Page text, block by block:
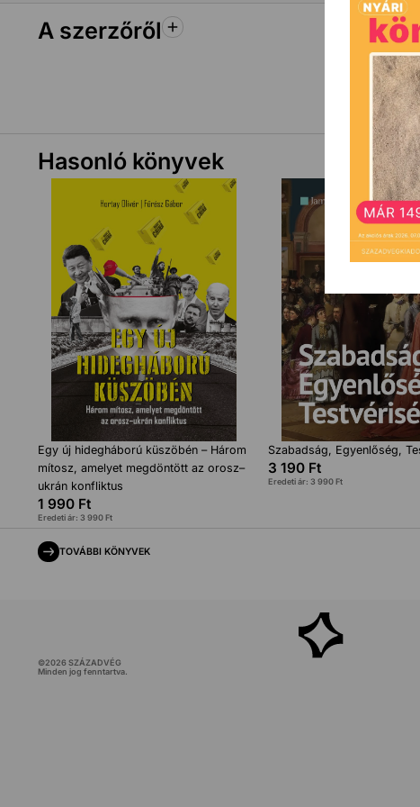
A szerzőről
Hasonló könyvek
Egy új hidegháború küszöbén – Három
mítosz, amelyet megdöntött az orosz–
ukrán konfliktus
1 990 Ft
Eredeti ár: 3 990Ft
Szabadság, Egyenlőség,
3 190 Ft
Eredeti ár: 3 990Ft
TOVÁBBI KÖNYVEK
©2026SZÁZADVÉG
Minden jog fenntartva.